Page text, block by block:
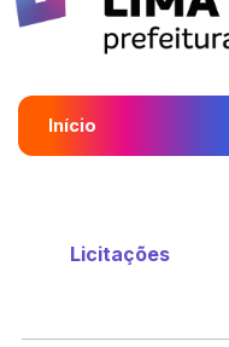
Início
Licitações